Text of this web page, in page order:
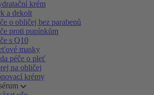
krém
a dekolt
o obličej bez parabenů
proti pupínkům
s Q10
masky
péče o pleť
na obličej
krémy